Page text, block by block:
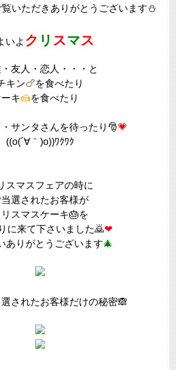
いただきありがとうございます⛄
いよ ク リ スマス
友人・恋人・・・と
キン🍗を食べたり
キ🍰を食べたり
サンタさんを待ったり🎅💗
((o(´∀｀)o))ﾜｸﾜｸ
スマスフェアの時に
当選されたお客様が
リスマスケーキ🎂を
に来て下さいました🙇❤
ありがとうございます🎄
されたお客様だけの秘密🙈